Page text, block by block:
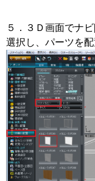
５．３Ｄ画面でナ
選択し、パーツを配